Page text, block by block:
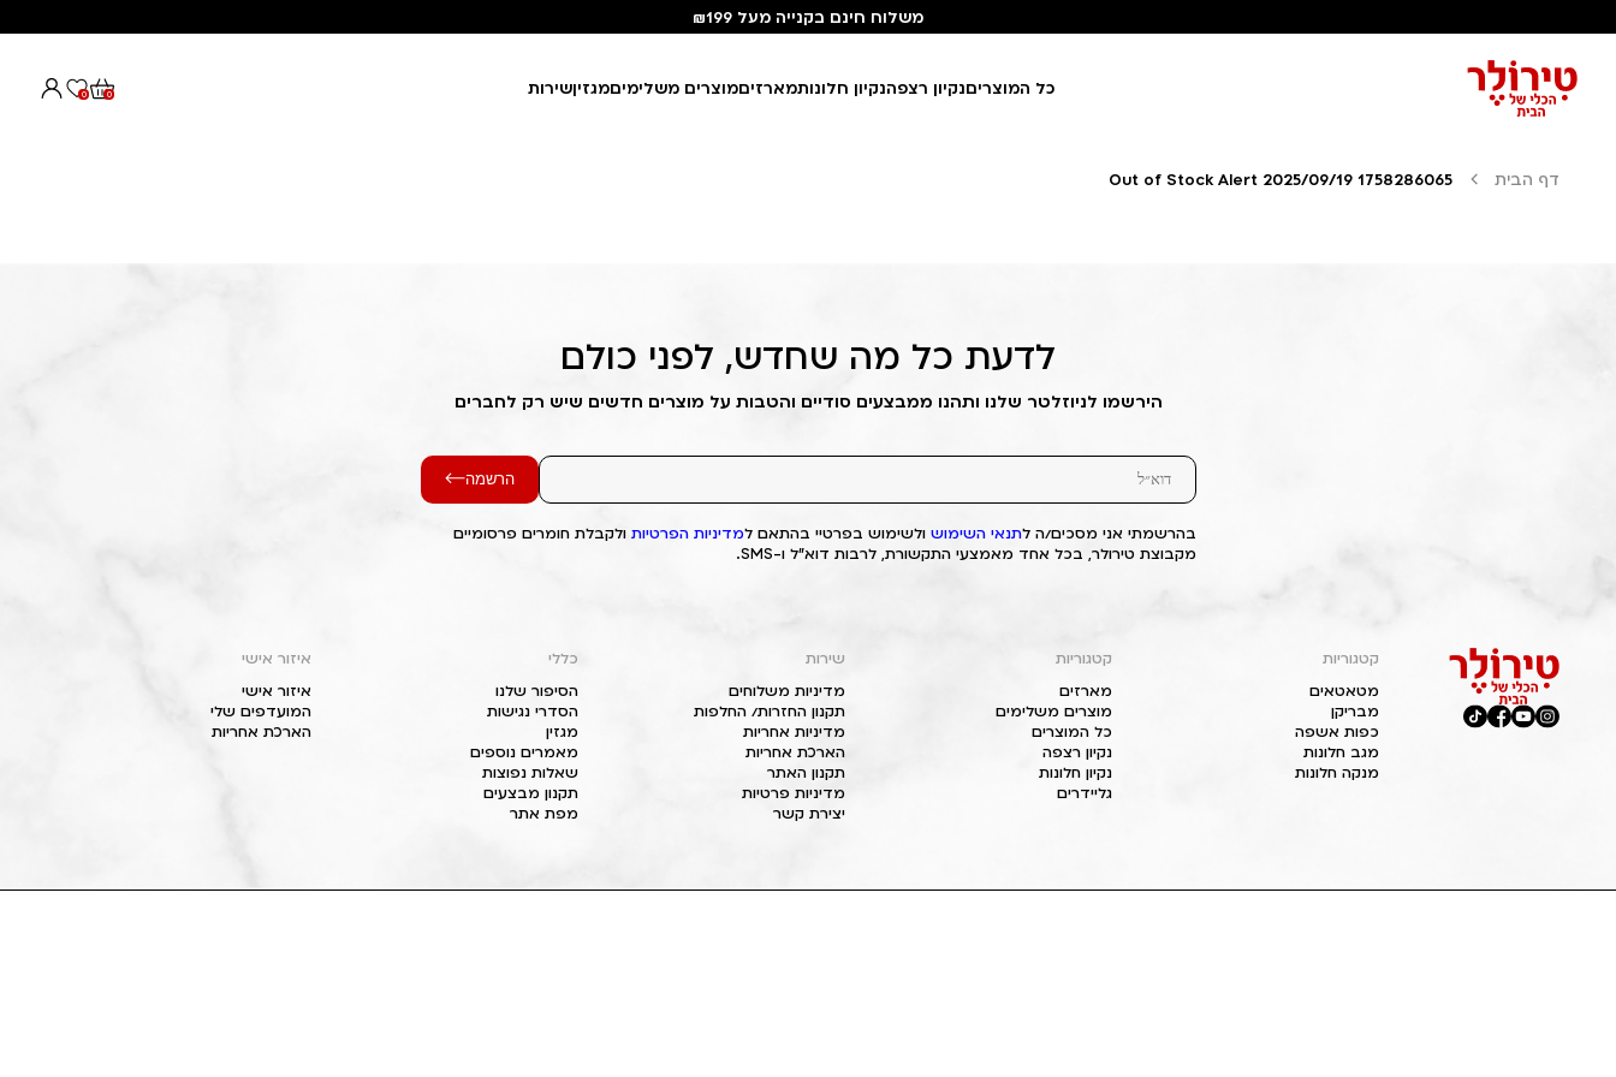
משלוח חינם בקנייה מעל ₪199
כל המוצריםנקיון רצפהנקיון חלונותמארזיםמוצרים משלימיםמגזיןשירות 0
0
דף הבית Out of Stock Alert 2025/09/19 1758286065
לדעת כל מה שחדש, לפני כולם
הירשמו לניוזלטר שלנו ותהנו ממבצעים סודיים והטבות על מוצרים חדשים שיש רק לחברים
הרשמה
בהרשמתי אני מסכים/ה לתנאי השימוש ולשימוש בפרטיי בהתאם למדיניות הפרטיות ולקבלת חומרים פרסומיים
מקבוצת טירולר, בכל אחד מאמצעי התקשורת, לרבות דוא"ל ו-SMS.
קטגוריות
מטאטאים
מבריקן
כפות אשפה
מגב חלונות
מנקה חלונות
קטגוריות
מארזים
מוצרים משלימים
כל המוצרים
נקיון רצפה
נקיון חלונות
גליידרים
שירות
מדיניות משלוחים
תקנון החזרות/ החלפות
מדיניות אחריות
הארכת אחריות
תקנון האתר
מדיניות פרטיות
יצירת קשר
כללי
הסיפור שלנו
הסדרי נגישות
מגזין
מאמרים נוספים
שאלות נפוצות
תקנון מבצעים
מפת אתר
איזור אישי
איזור אישי
המועדפים שלי
הארכת אחריות